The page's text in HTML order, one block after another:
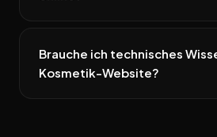
Brauche ich technisches
Kosmetik-Website?